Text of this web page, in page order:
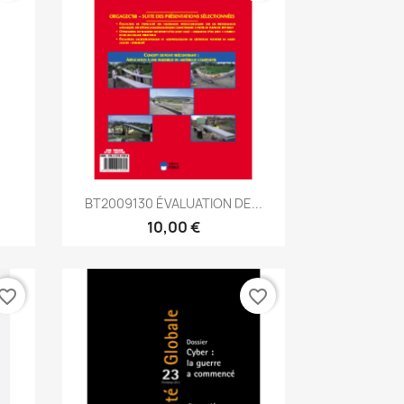
Aperçu rapide
BT2009130 ÉVALUATION DE...
10,00 €
favorite_border